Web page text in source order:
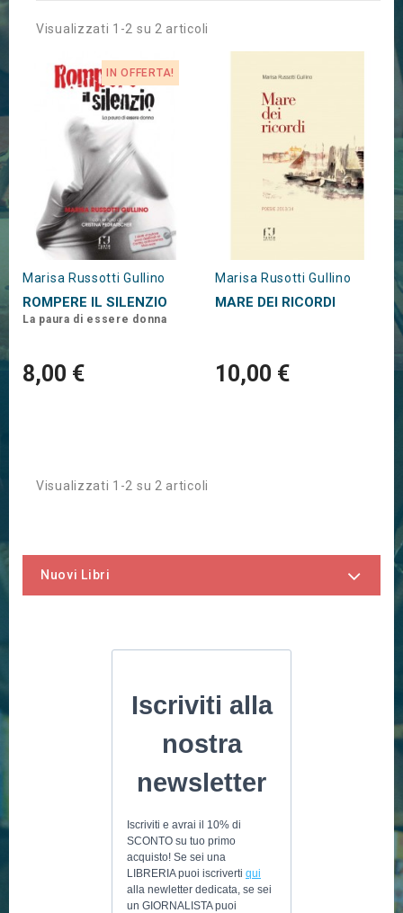
Visualizzati 1-2 su 2 articoli
IN OFFERTA!
Marisa Russotti Gullino
ROMPERE IL SILENZIO
La paura di essere donna
8,00 €
Marisa Rusotti Gullino
MARE DEI RICORDI
10,00 €
Visualizzati 1-2 su 2 articoli
Nuovi Libri